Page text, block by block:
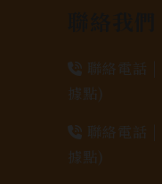
聯絡電話 |
據點)
聯絡電話 |
據點)